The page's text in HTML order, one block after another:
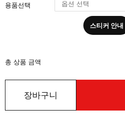
용품선택
스티커 안내
총 상품 금액
장바구니